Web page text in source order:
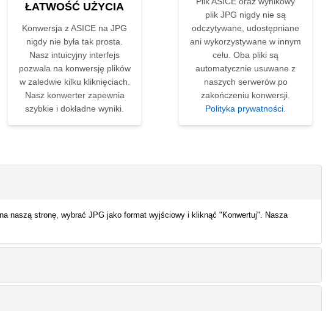
ŁATWOŚĆ UŻYCIA
Konwersja z ASICE na JPG
nigdy nie była tak prosta.
Nasz intuicyjny interfejs
pozwala na konwersję plików
w zaledwie kilku kliknięciach.
Nasz konwerter zapewnia
szybkie i dokładne wyniki.
plik JPG nigdy nie są
odczytywane, udostępniane
ani wykorzystywane w innym
celu. Oba pliki są
automatycznie usuwane z
naszych serwerów po
zakończeniu konwersji.
Polityka prywatności
naszą stronę, wybrać JPG jako format wyjściowy i kliknąć "Konwertuj". Nasza